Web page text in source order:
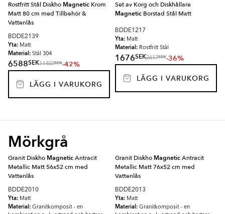
Rostfritt Stål Diskho Magnetic Krom
Matt 80 cm med Tillbehör &
Vattenlås
BDDE2139
Yta: Matt
Material: Stål 304
6588SEK11407SEK-42%
LÄGG I VARUKORG
Set av Korg och Diskhållare
Magnetic Borstad Stål Matt
BDDE1217
Yta: Matt
Material: Rostfritt Stål
1676SEK2617SEK-36%
LÄGG I VARUKORG
Mörkgrå
Granit Diskho MagneticAntracit
Metallic Matt 56x52 cm med
Vattenlås
BDDE2010
Yta: Matt
Material: Granitkomposit - en
Granit Diskho MagneticAntracit
Metallic Matt 76x52 cm med
Vattenlås
BDDE2013
Yta: Matt
Material: Granitkomposit - en